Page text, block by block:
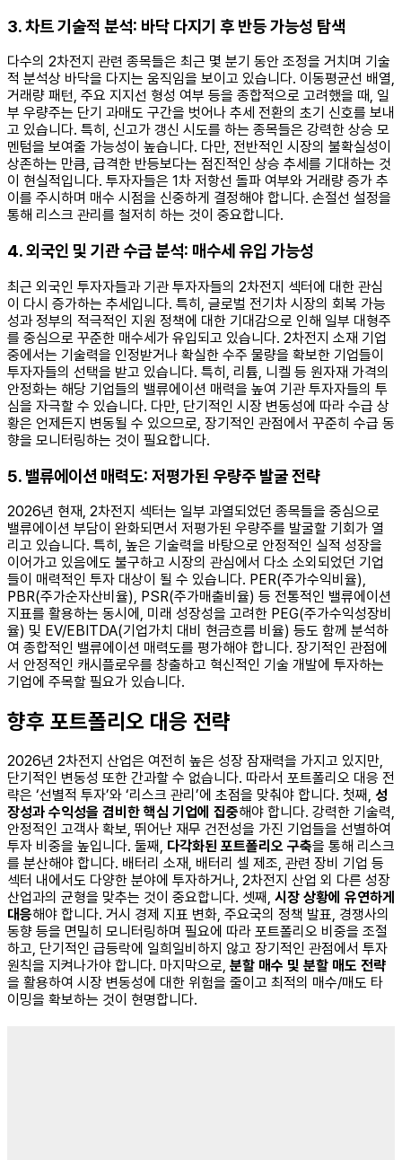
3. 차트 기술적 분석: 바닥 다지기 후 반등 가능성 탐색
다수의 2차전지 관련 종목들은 최근 몇 분기 동안 조정을 거치며 기술
적 분석상 바닥을 다지는 움직임을 보이고 있습니다. 이동평균선 배열,
거래량 패턴, 주요 지지선 형성 여부 등을 종합적으로 고려했을 때, 일
부 우량주는 단기 과매도 구간을 벗어나 추세 전환의 초기 신호를 보내
고 있습니다. 특히, 신고가 갱신 시도를 하는 종목들은 강력한 상승 모
멘텀을 보여줄 가능성이 높습니다. 다만, 전반적인 시장의 불확실성이
상존하는 만큼, 급격한 반등보다는 점진적인 상승 추세를 기대하는 것
이 현실적입니다. 투자자들은 1차 저항선 돌파 여부와 거래량 증가 추
이를 주시하며 매수 시점을 신중하게 결정해야 합니다. 손절선 설정을
통해 리스크 관리를 철저히 하는 것이 중요합니다.
4. 외국인 및 기관 수급 분석: 매수세 유입 가능성
최근 외국인 투자자들과 기관 투자자들의 2차전지 섹터에 대한 관심
이 다시 증가하는 추세입니다. 특히, 글로벌 전기차 시장의 회복 가능
성과 정부의 적극적인 지원 정책에 대한 기대감으로 인해 일부 대형주
를 중심으로 꾸준한 매수세가 유입되고 있습니다. 2차전지 소재 기업
중에서는 기술력을 인정받거나 확실한 수주 물량을 확보한 기업들이
투자자들의 선택을 받고 있습니다. 특히, 리튬, 니켈 등 원자재 가격의
안정화는 해당 기업들의 밸류에이션 매력을 높여 기관 투자자들의 투
심을 자극할 수 있습니다. 다만, 단기적인 시장 변동성에 따라 수급 상
황은 언제든지 변동될 수 있으므로, 장기적인 관점에서 꾸준히 수급 동
향을 모니터링하는 것이 필요합니다.
5. 밸류에이션 매력도: 저평가된 우량주 발굴 전략
2026년 현재, 2차전지 섹터는 일부 과열되었던 종목들을 중심으로
밸류에이션 부담이 완화되면서 저평가된 우량주를 발굴할 기회가 열
리고 있습니다. 특히, 높은 기술력을 바탕으로 안정적인 실적 성장을
이어가고 있음에도 불구하고 시장의 관심에서 다소 소외되었던 기업
들이 매력적인 투자 대상이 될 수 있습니다. PER(주가수익비율),
PBR(주가순자산비율), PSR(주가매출비율) 등 전통적인 밸류에이션
지표를 활용하는 동시에, 미래 성장성을 고려한 PEG(주가수익성장비
율) 및 EV/EBITDA(기업가치 대비 현금흐름 비율) 등도 함께 분석하
여 종합적인 밸류에이션 매력도를 평가해야 합니다. 장기적인 관점에
서 안정적인 캐시플로우를 창출하고 혁신적인 기술 개발에 투자하는
기업에 주목할 필요가 있습니다.
향후 포트폴리오 대응 전략
2026년 2차전지 산업은 여전히 높은 성장 잠재력을 가지고 있지만,
단기적인 변동성 또한 간과할 수 없습니다. 따라서 포트폴리오 대응 전
략은 ‘선별적 투자’와 ‘리스크 관리’에 초점을 맞춰야 합니다. 첫째, 성
장성과 수익성을 겸비한 핵심 기업에 집중해야 합니다. 강력한 기술력,
안정적인 고객사 확보, 뛰어난 재무 건전성을 가진 기업들을 선별하여
투자 비중을 높입니다. 둘째, 다각화된 포트폴리오 구축을 통해 리스크
를 분산해야 합니다. 배터리 소재, 배터리 셀 제조, 관련 장비 기업 등
섹터 내에서도 다양한 분야에 투자하거나, 2차전지 산업 외 다른 성장
산업과의 균형을 맞추는 것이 중요합니다. 셋째, 시장 상황에 유연하게
대응해야 합니다. 거시 경제 지표 변화, 주요국의 정책 발표, 경쟁사의
동향 등을 면밀히 모니터링하며 필요에 따라 포트폴리오 비중을 조절
하고, 단기적인 급등락에 일희일비하지 않고 장기적인 관점에서 투자
원칙을 지켜나가야 합니다. 마지막으로, 분할 매수 및 분할 매도 전략
을 활용하여 시장 변동성에 대한 위험을 줄이고 최적의 매수/매도 타
이밍을 확보하는 것이 현명합니다.